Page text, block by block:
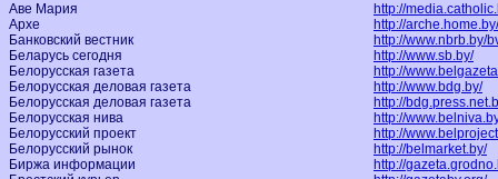
Аве Мария
http://
Архе
http://arche.home.by/
Банковский вестник
http://www.nbrb.by/
Беларусь сегодня
http://www.sb.by/
Белорусская газета
http://
Белорусская деловая газета
http://www.bdg.by/
Белорусская деловая газета
http://
Белорусская нива
http://
Белорусский проект
http://
Белорусский рынок
http://belmarket.by/
Биржа информации
http://